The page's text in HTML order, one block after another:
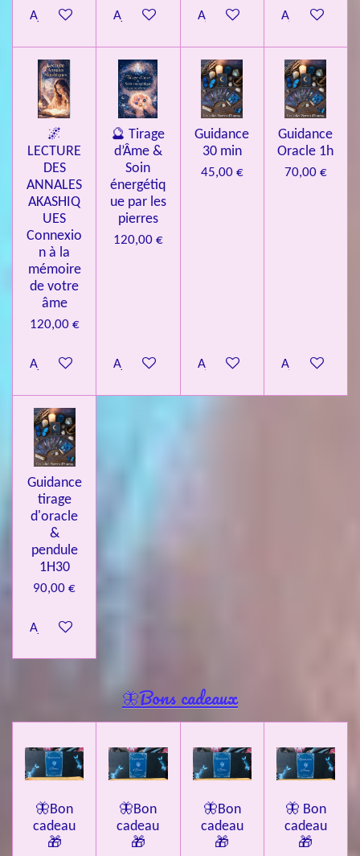
Ajouter au panierAjouter au panierAjouter au panierAjouter au
🌌
LECTURE
DES
ANNALES
AKASHIQ
UES
Connexio
n à la
mémoire
de votre
âme
120,00 €
Ajouter au panier
🔮 Tirage
d’Âme &
Soin
énergétiq
ue par les
pierres
120,00 €
Ajouter au panier
Guidance
30 min
45,00 €
Ajouter au panier
Guidance
Oracle 1h
70,00 €
Ajouter au
Guidance
tirage
d'oracle
&
pendule
1H30
90,00 €
Ajouter au panier
🦋Bons cadeaux
🦋Bon
cadeau
🎁
🦋Bon
cadeau
🎁
🦋Bon
cadeau
🎁
🦋 Bon
cadeau
🎁